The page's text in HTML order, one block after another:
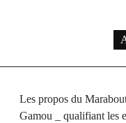
Les propos du
Gamou _ qualifiant les